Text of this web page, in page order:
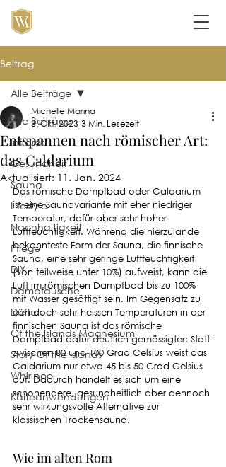
Beitrag
Alle Beiträge
Infrarot
Gesundheit
Sauna
Lifestyle
Nachhaltigkeit
Pflege
DIY
Dampfdusche
Düfte
Of the Islands Magnesium
Story Of the Islands
Whirlpool
Kälteanwendungen
Alle Beiträge
Entspannen nach römischer Art:
das Caldarium
Michelle Marina
3. Okt. 2023 3 Min. Lesezeit
Aktualisiert: 11. Jan. 2024
Das römische Dampfbad oder Caldarium
ist eine Saunavariante mit eher niedriger
Temperatur, dafür aber sehr hoher
Luftfeuchtigkeit. Während die hierzulande
bekannteste Form der Sauna, die finnische
Sauna, eine sehr geringe Luftfeuchtigkeit
(von teilweise unter 10%) aufweist, kann die
Luft im römischen Dampfbad bis zu 100%
mit Wasser gesättigt sein. Im Gegensatz zu
den doch sehr heissen Temperaturen in der
finnischen Sauna ist das römische
Dampfbad dafür deutlich gemässigter: Statt
zwischen 80 und 100 Grad Celsius weist das
Caldarium nur etwa 45 bis 50 Grad Celsius
auf. Dadurch handelt es sich um eine
schonendere, gesundheitlich aber dennoch
sehr wirkungsvolle Alternative zur
klassischen Trockensauna.
Wie im alten Rom